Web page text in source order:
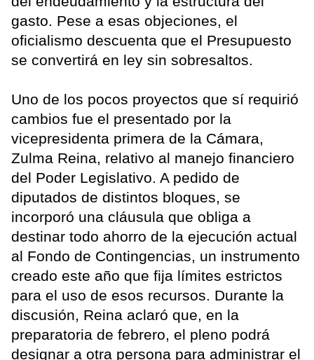
gasto. Pese a esas objeciones, el
oficialismo descuenta que el Presupuesto
se convertirá en ley sin sobresaltos.
Uno de los pocos proyectos que sí requirió
cambios fue el presentado por la
vicepresidenta primera de la Cámara,
Zulma Reina, relativo al manejo financiero
del Poder Legislativo. A pedido de
diputados de distintos bloques, se
incorporó una cláusula que obliga a
destinar todo ahorro de la ejecución actual
al Fondo de Contingencias, un instrumento
creado este año que fija límites estrictos
para el uso de esos recursos. Durante la
discusión, Reina aclaró que, en la
preparatoria de febrero, el pleno podrá
designar a otra persona para administrar el